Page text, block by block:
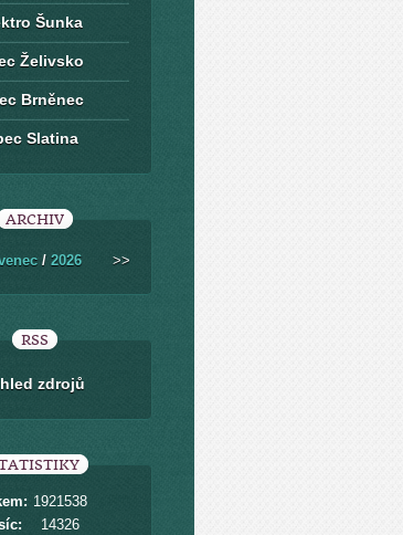
Šunka
Želivsko
Brněnec
Slatina
ARCHIV
/ 2026 >>
RSS
zdrojů
1921538
14326